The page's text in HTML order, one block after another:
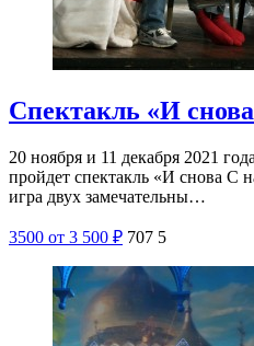
Спектакль «И
20 ноября и 11 декабря 2021
пройдет спектакль «И снова С
игра двух замечательны…
3500 от 3 500 ₽ 707 5